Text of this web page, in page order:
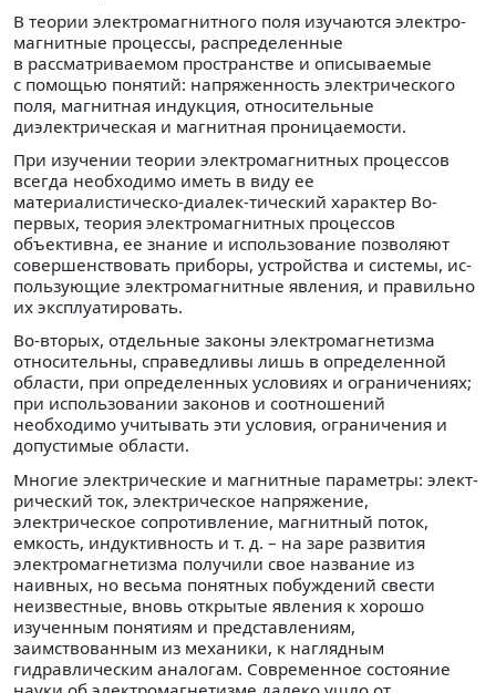
В теории электромагнитного поля изучаются электро­
магнитные процессы, распределенные
в рассматриваемом пространстве и описываемые
с помощью понятий: напря­женность электрического
поля, магнитная индукция, отно­сительные
диэлектрическая и магнитная проницаемости.
При изучении теории электромагнитных процессов
всег­да необходимо иметь в виду ее
материалистическо-диалек-тический характер Во-
первых, теория электромагнитных процессов
объективна, ее знание и использование позволя­ют
совершенствовать приборы, устройства и системы, ис­
пользующие электромагнитные явления, и правильно
их эксплуатировать.
Во-вторых, отдельные законы электромагнетизма
отно­сительны, справедливы лишь в определенной
области, при определенных условиях и ограничениях;
при использова­нии законов и соотношений
необходимо учитывать эти ус­ловия, ограничения и
допустимые области.
Многие электрические и магнитные параметры: элект­
рический ток, электрическое напряжение,
электрическое сопротивление, магнитный поток,
емкость, индуктивность и т. д. – на заре развития
электромагнетизма получили свое название из
наивных, но весьма понятных побуждений свести
неизвестные, вновь открытые явления к хорошо
изученным понятиям и представлениям,
заимствованным из механики, к наглядным
гидравлическим аналогам. Со­временное состояние